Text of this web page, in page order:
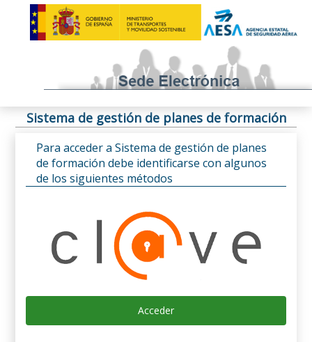
Sistema de gestión de planes de formación
Para acceder a Sistema de gestión de planes
de formación debe identificarse con algunos
de los siguientes métodos
Acceder